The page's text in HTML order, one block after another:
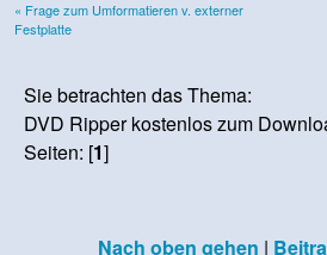
« Frage zum Umformatieren v. externer
Festplatte
Sie betrachten das Thema:
DVD Ripper kostenlos zum
Seiten: [1]
Nach oben gehen |